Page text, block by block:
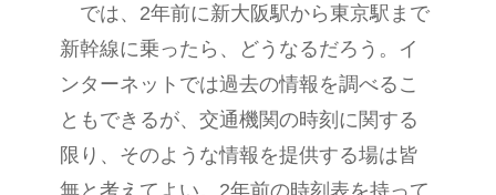
では、2年前に新大阪駅から東京駅まで
新幹線に乗ったら、どうなるだろう。イ
ンターネットでは過去の情報を調べるこ
ともできるが、交通機関の時刻に関する
限り、そのような情報を提供する場は皆
無と考えてよい。2年前の時刻表を持って